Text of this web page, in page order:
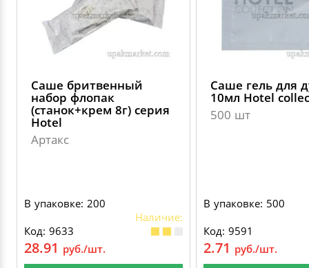
ПАКЕТЫ СЛАЙДЕРЫ И ЗИПЛОКИ ( ZIP
ПАКЕТЫ ПОЛИПРОПИЛЕНОВЫЕ
ПАКЕТЫ С ПЕТЛЕВЫМИ РУЧКАМИ
ПЛАСТИКОВЫЕ И БУМАЖНЫЕ ПАКЕТЫ
КУРЬЕРСКИЕ И ПОЧТОВЫЕ ПАКЕТЫ
ДЕКОРАТИВНЫЕ УКРАШЕНИЯ
УПАКОВКА ДЛЯ ТОРТОВ
УПАКОВКА ДЛЯ ЯИЦ
ВАТНО-БУМАЖНАЯ ПРОДУКЦИЯ
САЛФЕТКИ, ПОЛОТЕНЦА
САЛФЕТКИ ВЛАЖНЫЕ
ТУАЛЕТНАЯ БУМАГА
ИЗОЛЕНТЫ
КРЕППИРОВАННЫЕ ЛЕНТЫ
СКЛАДСКАЯ УПАКОВКА
СТИРАЛЬНЫЕ ПОРОШКИ
КОНДИЦИОНЕРЫ ДЛЯ БЕЛЬЯ
СРЕДСТВА ДЛЯ УБОРКИ И ЧИСТКИ
СРЕДСТВА ДЛЯ МЫТЬЯ ПОСУДЫ
СИНЕРГЕТИК
Саше бритвенный
набор флопак
(станок+крем 8г) серия
Hotel
Артакс
В упаковке: 200
Наличие:
Код: 9633
28.91 руб./шт.
Саше гель для
10мл Hotel
500 шт
В упаковке: 500
Код: 9591
2.71 руб./шт.